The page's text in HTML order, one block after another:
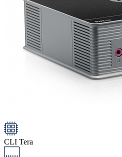
CLI Tera